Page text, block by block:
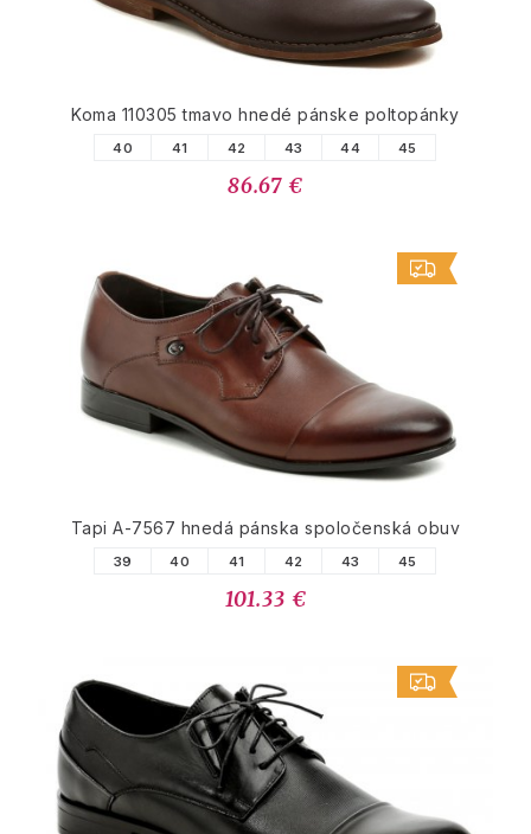
Koma 110305 tmavo hnedé pánske poltopánky
40 41 42 43 44 45
86.67 €
Tapi A-7567 hnedá pánska spoločenská obuv
39 40 41 42 43 45
101.33 €